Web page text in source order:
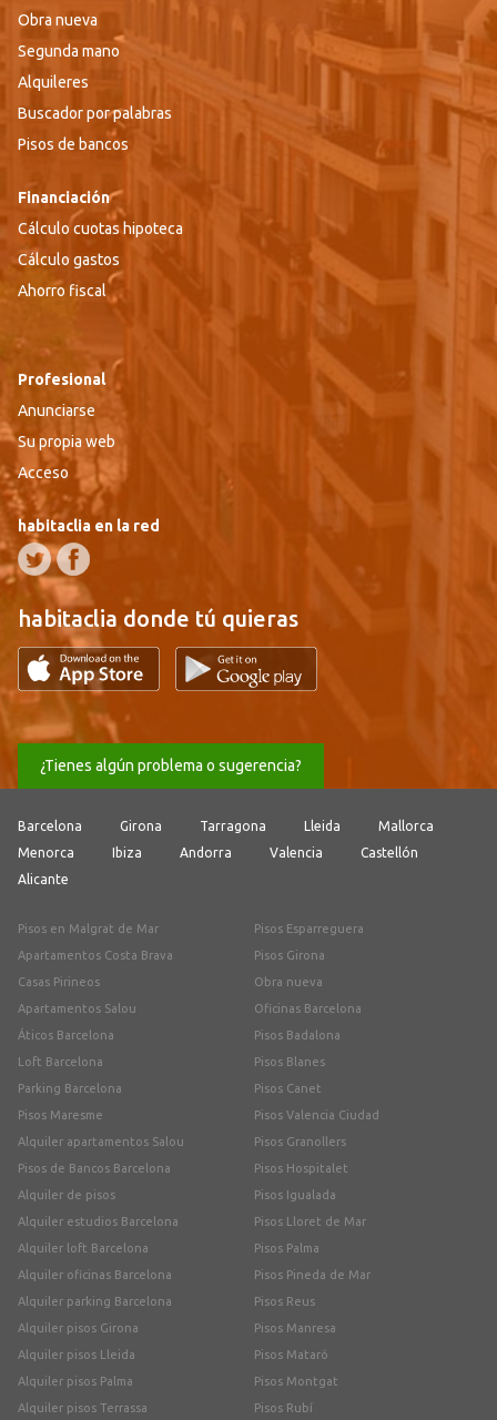
Obra nueva
Segunda mano
Alquileres
Buscador por palabras
Pisos de bancos
Financiación
Cálculo cuotas hipoteca
Cálculo gastos
Ahorro fiscal
Profesional
Anunciarse
Su propia web
Acceso
habitaclia en la red
habitaclia donde tú quieras
¿Tienes algún problema o sugerencia?
Barcelona Girona Tarragona Lleida
Mallorca
Menorca
Ibiza Andorra Valencia
Castellón
Alicante
Pisos en Malgrat de Mar
Apartamentos Costa Brava
Casas Pirineos
Apartamentos Salou
Áticos Barcelona
Loft Barcelona
Parking Barcelona
Pisos Maresme
Alquiler apartamentos Salou
Pisos de Bancos Barcelona
Alquiler de pisos
Alquiler estudios Barcelona
Alquiler loft Barcelona
Alquiler oficinas Barcelona
Alquiler parking Barcelona
Alquiler pisos Girona
Alquiler pisos Lleida
Alquiler pisos Palma
Alquiler pisos Terrassa
Pisos Esparreguera
Pisos Girona
Obra nueva
Oficinas Barcelona
Pisos Badalona
Pisos Blanes
Pisos Canet
Pisos Valencia Ciudad
Pisos Granollers
Pisos Hospitalet
Pisos Igualada
Pisos Lloret de Mar
Pisos Palma
Pisos Pineda de Mar
Pisos Reus
Pisos Manresa
Pisos Mataró
Pisos Montgat
Pisos Rubí